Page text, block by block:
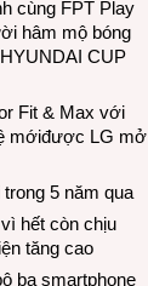
cùng FPT Play
hâm mộ bóng
CUP
Fit & Max với
mớiđược LG mở
5 năm qua
hết còn chịu
tăng cao
ba smartphone